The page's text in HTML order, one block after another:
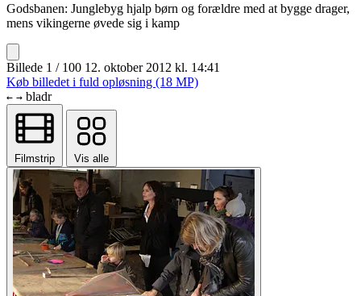
Godsbanen: Junglebyg hjalp børn og forældre med at bygge drager,
mens vikingerne øvede sig i kamp
Billede 1 / 100 12. oktober 2012 kl. 14:41
Køb billedet i fuld opløsning (18 MP)
← → bladr
Filmstrip Vis alle